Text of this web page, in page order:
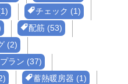
チェック (1)
配筋 (53)
(2)
プラン (37)
蓄熱暖房器 (1)